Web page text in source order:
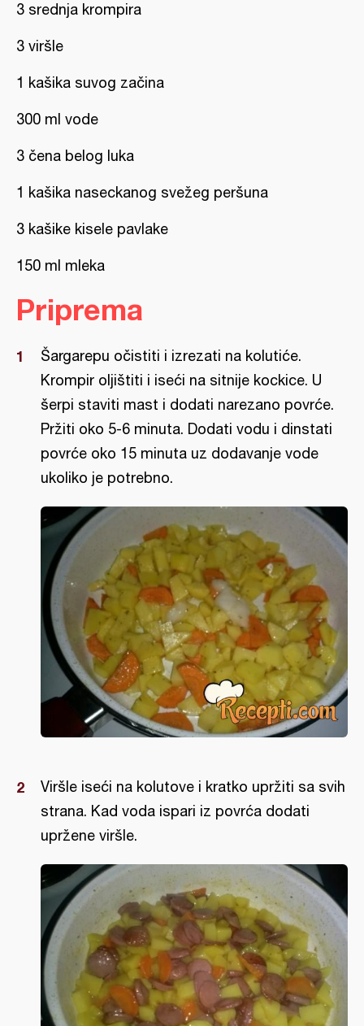
3 srednja krompira
3 viršle
1 kašika suvog začina
300 ml vode
3 čena belog luka
1 kašika naseckanog svežeg peršuna
3 kašike kisele pavlake
150 ml mleka
Priprema
Šargarepu očistiti i izrezati na kolutiće.
Krompir oljištiti i iseći na sitnije kockice. U
šerpi staviti mast i dodati narezano povrće.
Pržiti oko 5-6 minuta. Dodati vodu i dinstati
povrće oko 15 minuta uz dodavanje vode
ukoliko je potrebno.
Viršle iseći na kolutove i kratko upržiti sa svih
strana. Kad voda ispari iz povrća dodati
upržene viršle.